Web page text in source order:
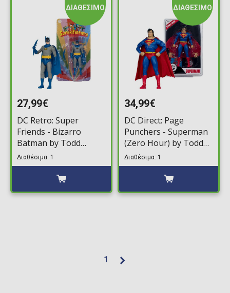
ΔΙΑΘΕΣΙΜΟ
27,99€
DC Retro: Super
Friends - Bizarro
Batman by Todd
McFarlane Φιγούρα
Δράσης (15cm)
Διαθέσιμα: 1
ΔΙΑΘΕΣΙΜΟ
34,99€
DC Direct: Page
Punchers - Superman
(Zero Hour) by Todd
McFarlane Φιγούρα
Δράσης (18cm)
Διαθέσιμα: 1
1